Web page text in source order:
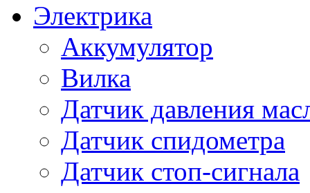
Электрика
Аккумулятор
Вилка
Датчик давления
Датчик спидометра
Датчик стоп-сигнала